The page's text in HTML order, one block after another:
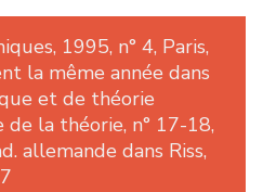
1995, n° 4, Paris,
la même année dans
et de théorie
de la théorie, n° 17-18,
allemande dans Riss,